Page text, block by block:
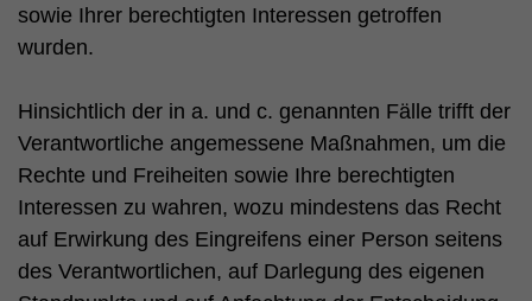
sowie Ihrer berechtigten Interessen getroffen
wurden.
Hinsichtlich der in a. und c. genannten Fälle trifft der
Verantwortliche angemessene Maßnahmen, um die
Rechte und Freiheiten sowie Ihre berechtigten
Interessen zu wahren, wozu mindestens das Recht
auf Erwirkung des Eingreifens einer Person seitens
des Verantwortlichen, auf Darlegung des eigenen